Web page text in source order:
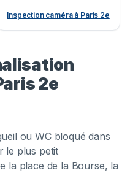
Inspection caméra à Paris 2e
2e
ou WC bloqué dans
le plus petit
la place de la Bourse, la